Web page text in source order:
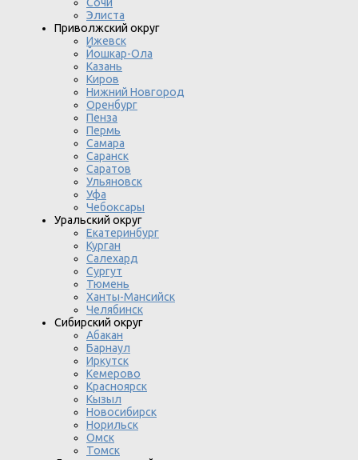
Сочи
Элиста
Приволжский округ
Ижевск
Йошкар-Ола
Казань
Киров
Нижний Новгород
Оренбург
Пенза
Пермь
Самара
Саранск
Саратов
Ульяновск
Уфа
Чебоксары
Уральский округ
Екатеринбург
Курган
Салехард
Сургут
Тюмень
Ханты-Мансийск
Челябинск
Сибирский округ
Абакан
Барнаул
Иркутск
Кемерово
Красноярск
Кызыл
Новосибирск
Норильск
Омск
Томск